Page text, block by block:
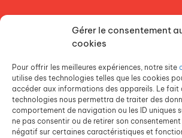
Gérer le consentement
cookies
Pour offrir les meilleures expériences, notre site
utilise des technologies telles que les cookies
accéder aux informations des appareils. Le fait
technologies nous permettra de traiter des
comportement de navigation ou les ID uniques
ne pas consentir ou de retirer son
négatif sur certaines caractéristiques et
ESPACE PRESSE